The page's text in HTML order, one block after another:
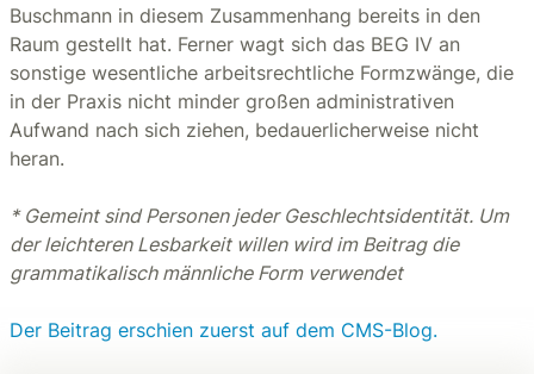
Buschmann in diesem Zusammenhang bereits in den
Raum gestellt hat. Ferner wagt sich das BEG IV an
sonstige wesentliche arbeitsrechtliche Formzwänge, die
in der Praxis nicht minder großen administrativen
Aufwand nach sich ziehen, bedauerlicherweise nicht
heran.
* Gemeint sind Personen jeder Geschlechtsidentität. Um
der leichteren Lesbarkeit willen wird im Beitrag die
grammatikalisch männliche Form verwendet
Der Beitrag erschien zuerst auf dem CMS-Blog.